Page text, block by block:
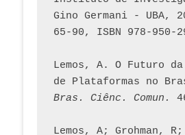
Gino Germani - UBA,
65-90, ISBN 978-950-
Lemos, A. O Futuro da
de Plataformas no
Bras. Ciênc. Comun.
Lemos, A; Grohman,